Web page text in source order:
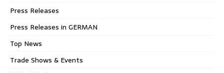
Press Releases
Press Releases in GERMAN
Top News
Trade Shows & Events